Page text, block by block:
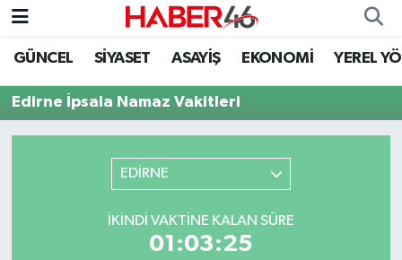
GÜNCEL SİYASET ASAYİŞ EKONOMİ YEREL
Edirne İpsala Namaz Vakitleri
EDİRNE
İKINDI VAKTINE KALAN SÜRE
01:03:25
GÜNCEL
SİYASET
EKONOMİ
Nöbetçi Eczaneler
Hava Durumu
Kahramanmaraş Namaz Vakitleri
Süper Lig Puan Durumu ve Fikstür